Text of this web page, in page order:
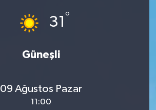
31 °
Güneşli
09 Ağustos Pazar
11:00